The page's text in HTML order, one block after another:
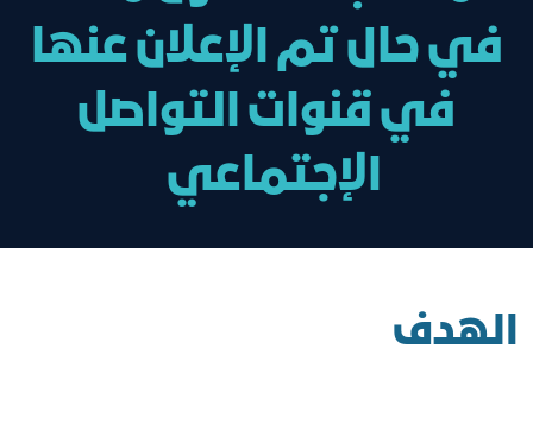
في حال تم الإعلان عنها
في قنوات التواصل
الإجتماعي
الهدف